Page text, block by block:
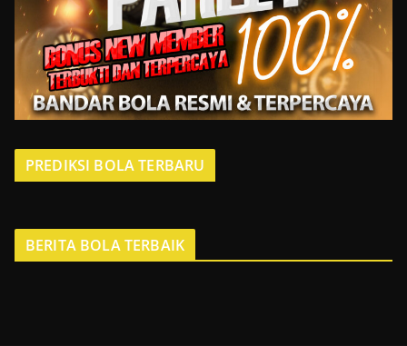
PREDIKSI BOLA TERBARU
BERITA BOLA TERBAIK